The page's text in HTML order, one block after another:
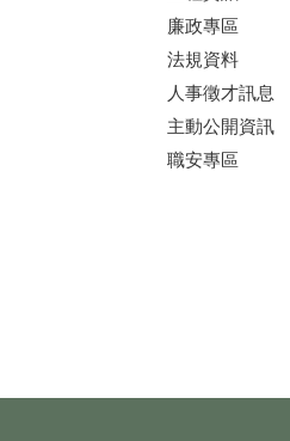
廉政專區
法規資料
人事徵才訊息
主動公開資訊
職安專區